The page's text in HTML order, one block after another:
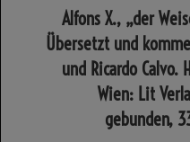
Alfons X., „der
Übersetzt und
und Ricardo Calvo.
Wien: Lit
gebunden,